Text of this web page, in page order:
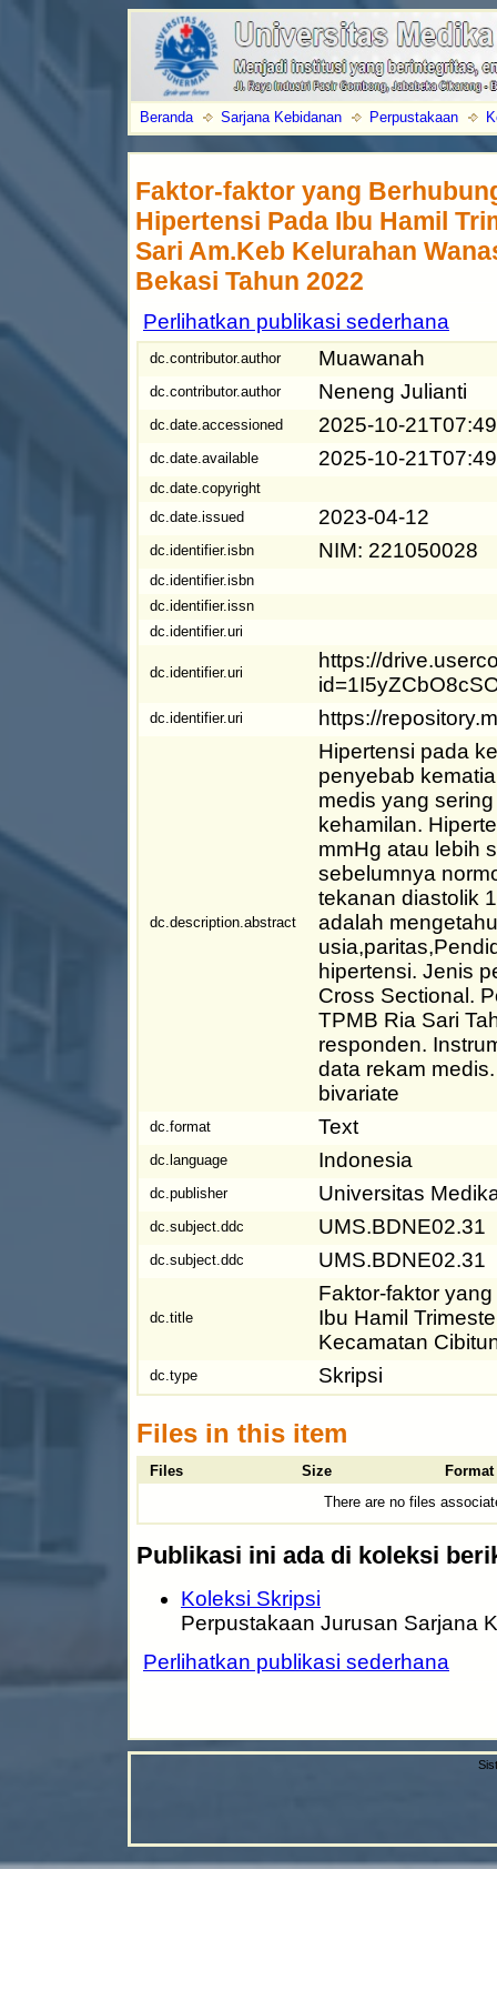
Beranda Sarjana Kebidanan Perpustakaan
Faktor-faktor yang
Hipertensi Pada Ibu Hamil
Sari Am.Keb Kelurahan
Bekasi Tahun 2022
Perlihatkan publikasi sederhana
dc.contributor.author Muawanah
dc.contributor.author Neneng Julianti
dc.date.accessioned 2025-10-
dc.date.available 2025-10-
dc.date.copyright
dc.date.issued
2023-04-12
dc.identifier.isbn NIM: 221050028
dc.identifier.isbn
dc.identifier.issn
dc.identifier.uri
dc.identifier.uri
https://
dc.identifier.uri https://
dc.description.abstract
Hipertensi pada
penyebab
medis yang
kehamilan.
mmHg atau lebih
sebelumnya
tekanan diastolik
adalah
hipertensi. Jenis
Cross Sectional.
TPMB Ria Sari
responden.
data rekam
bivariate
dc.format Text
dc.language Indonesia
dc.publisher Universitas
dc.subject.ddc UMS.BDNE02.31
dc.subject.ddc UMS.BDNE02.31
dc.title
Faktor-faktor
Ibu Hamil
Kecamatan
dc.type Skripsi
Files in this item
Files Size
Format
There are no files
Publikasi ini ada di koleksi
Koleksi Skripsi
Perpustakaan Jurusan Sarjana
Perlihatkan publikasi sederhana